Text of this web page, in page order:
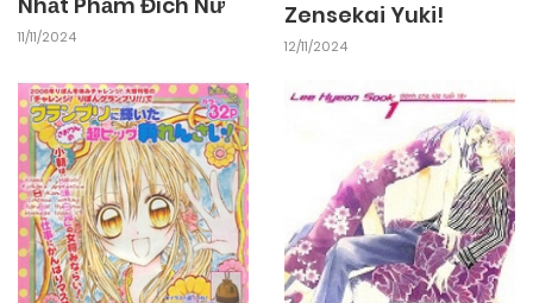
11/11/2024
Zensekai Yuki!
12/11/2024